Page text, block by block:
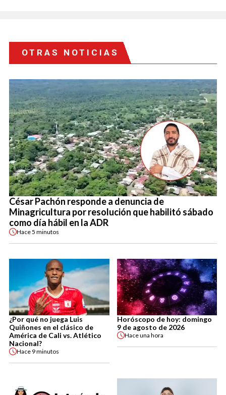
OTRAS NOTICIAS
César Pachón responde a denuncia de
Minagricultura por resolución que habilitó sábado
como día hábil en la ADR
Hace5 minutos
¿Por qué no juega Luis
Quiñones en el clásico de
América de Cali vs. Atlético
Nacional?
Hace 9 minutos
Horóscopo de hoy: domingo
9 de agosto de 2026
Haceuna hora